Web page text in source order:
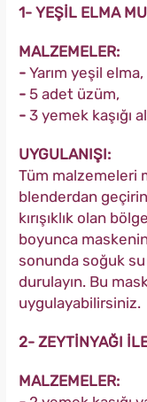
1- YEŞİL ELMA
MALZEMELER:
- Yarım yeşil elma,
- 5 adet üzüm,
- 3 yemek kaşığı
UYGULANIŞI:
Tüm malzemeleri
blenderdan
kırışıklık olan
boyunca
sonunda soğuk
durulayın. Bu
uygulayabilirsiniz.
2- ZEYTİNYAĞI
MALZEMELER: